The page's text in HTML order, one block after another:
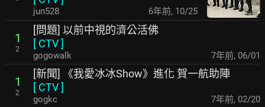
jun528 6年前, 10/25
1
2
[問題] 以前中視的濟公活佛
[ CTV]
gogowalk 7年前, 06/01
1
2
[新聞] 《我愛冰冰Show》進化 賀一航助陣
[ CTV]
gogkc 7年前, 02/20